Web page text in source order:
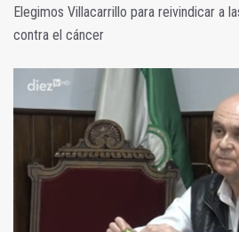
Elegimos Villacarrillo para reivindicar a
contra el cáncer